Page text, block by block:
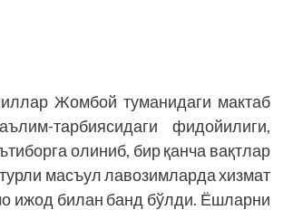
Жомбой туманидаги мактаб
тарбиясидаги фидойилиги,
олиниб, бир қанча вақтлар
масъул лавозимларда хизмат
ижод билан банд бўлди. Ёшларни